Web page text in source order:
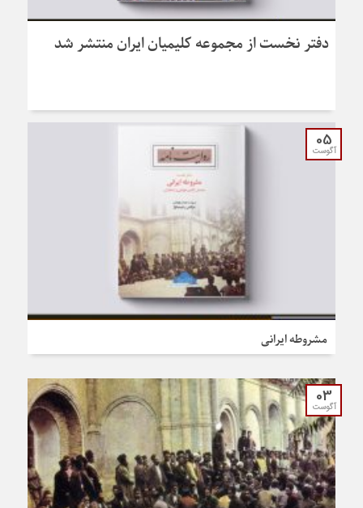
دفتر نخست از مجموعه کلیمیان ایران منتشر شد
05
آگوست
مشروطه ایرانی
03
آگوست